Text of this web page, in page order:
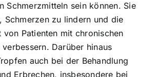
Schmerzmitteln sein können. Sie
Schmerzen zu lindern und die
von Patienten mit chronischen
Darüber hinaus
auch bei der Behandlung
Erbrechen, insbesondere bei